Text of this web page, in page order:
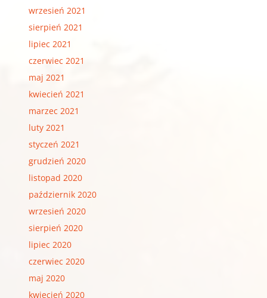
wrzesień 2021
sierpień 2021
lipiec 2021
czerwiec 2021
maj 2021
kwiecień 2021
marzec 2021
luty 2021
styczeń 2021
grudzień 2020
listopad 2020
październik 2020
wrzesień 2020
sierpień 2020
lipiec 2020
czerwiec 2020
maj 2020
kwiecień 2020